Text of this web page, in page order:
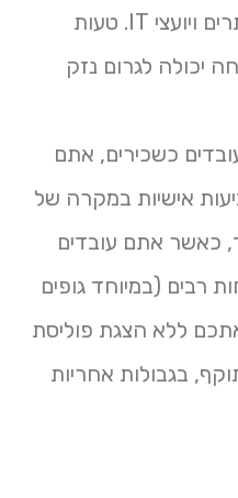
יועצי סייבר, מעצבי אתרים ויועצי IT. טעות
יכולה לגרום נזק
כשכירים, אתם
אישיות במקרה של
כאשר אתם עובדים
רבים (במיוחד גופים
ללא הצגת פוליסת
בגבולות אחריות